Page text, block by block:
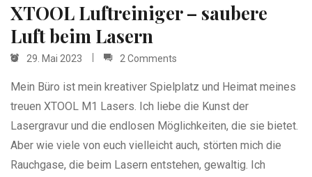
XTOOL Luftreiniger – saubere
Luft beim Lasern
29. Mai 2023 2 Comments
Mein Büro ist mein kreativer Spielplatz und Heimat meines
treuen XTOOL M1 Lasers. Ich liebe die Kunst der
Lasergravur und die endlosen Möglichkeiten, die sie bietet.
Aber wie viele von euch vielleicht auch, störten mich die
Rauchgase, die beim Lasern entstehen, gewaltig. Ich